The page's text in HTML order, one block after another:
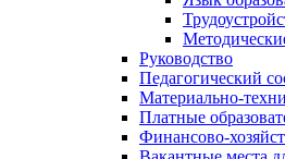
Руководство
Педагогический
Материально-
Платные
Финансово-